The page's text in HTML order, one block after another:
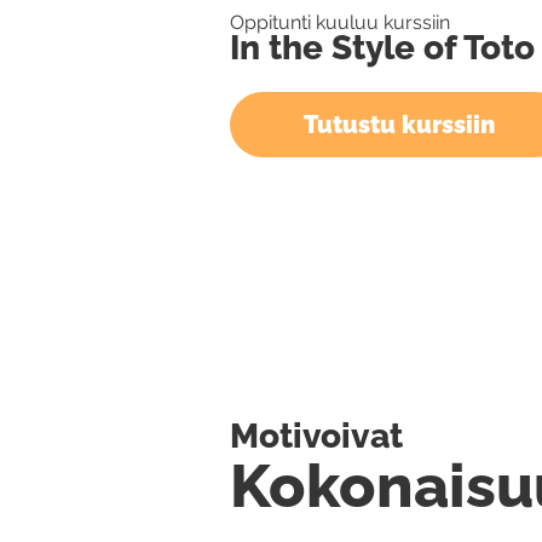
Oppitunti kuuluu kurssiin
In the Style of Toto
Tutustu kurssiin
Motivoivat